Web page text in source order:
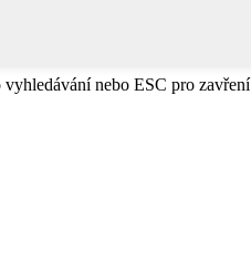
vyhledávání nebo ESC pro zavření